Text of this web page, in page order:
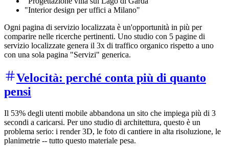
"Interior design per uffici a Milano"
Ogni pagina di servizio localizzata è un'opportunità in più per
comparire nelle ricerche pertinenti. Uno studio con 5 pagine di
servizio localizzate genera il 3x di traffico organico rispetto a uno
con una sola pagina "Servizi" generica.
Velocità: perché conta più di quanto
pensi
Il 53% degli utenti mobile abbandona un sito che impiega più di 3
secondi a caricarsi. Per uno studio di architettura, questo è un
problema serio: i render 3D, le foto di cantiere in alta risoluzione, le
planimetrie -- tutto questo materiale pesa.